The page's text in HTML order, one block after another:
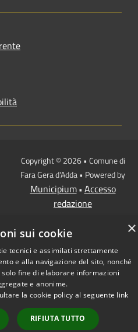
Copyright © 2026 • Comune di
Fara Gera d'Adda • Powered by
Municipium• Accesso
redazione
×
sui cookie
tecnici e assimilati strettamente
e alla navigazione del sito, nonché
fine di elaborare informazioni
e anonime.
la cookie policy al seguente link
RIFIUTA TUTTO